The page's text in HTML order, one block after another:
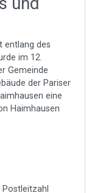
entlang des
im 12.
Gemeinde
der Pariser
eine
Haimhausen